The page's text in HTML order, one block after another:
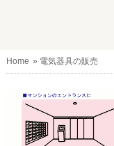
Home » 電気器具の販売